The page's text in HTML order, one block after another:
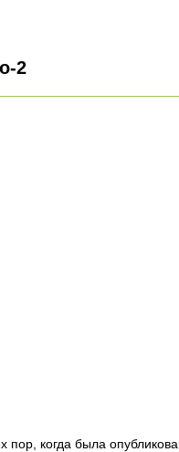
2
пор, когда была